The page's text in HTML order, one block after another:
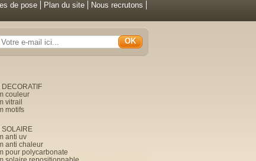
de pose Plan du site
Nous recrutons
OK
DECORATIF
couleur
vitrail
motifs
SOLAIRE
anti uv
anti chaleur
pour polycarbonate